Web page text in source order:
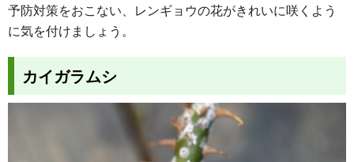
予防対策をおこない、レンギョウの花がきれいに咲くよう
に気を付けましょう。
カイガラムシ